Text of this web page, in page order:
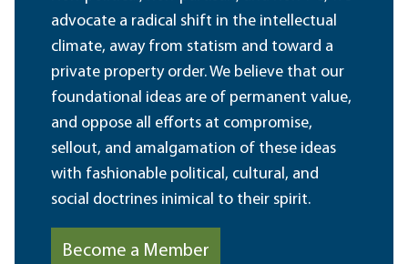
advocate a radical shift in the intellectual
climate, away from statism and toward a
private property order. We believe that our
foundational ideas are of permanent value,
and oppose all efforts at compromise,
sellout, and amalgamation of these ideas
with fashionable political, cultural, and
social doctrines inimical to their spirit.
Become a Member